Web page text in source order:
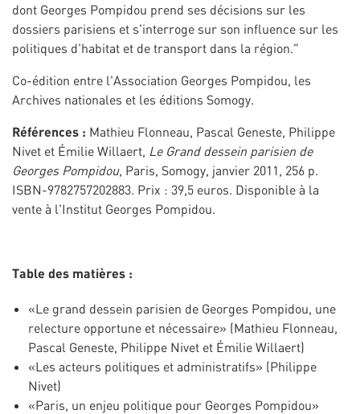
dont Georges Pompidou prend ses décisions sur les
dossiers parisiens et s'interroge sur son influence sur les
politiques d'habitat et de transport dans la région."
Co-édition entre l'Association Georges Pompidou, les
Archives nationales et les éditions Somogy.
Références : Mathieu Flonneau, Pascal Geneste, Philippe
Nivet et Émilie Willaert, Le Grand dessein parisien de
Georges Pompidou, Paris, Somogy, janvier 2011, 256 p.
ISBN-9782757202883. Prix : 39,5 euros. Disponible à la
vente à l'Institut Georges Pompidou.
Table des matières :
«Le grand dessein parisien de Georges Pompidou, une
relecture opportune et nécessaire» (Mathieu Flonneau,
Pascal Geneste, Philippe Nivet et Émilie Willaert)
«Les acteurs politiques et administratifs» (Philippe
Nivet)
«Paris, un enjeu politique pour Georges Pompidou»